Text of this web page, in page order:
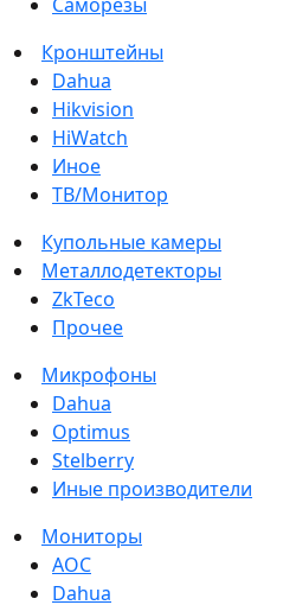
Кронштейны
Dahua
Hikvision
HiWatch
Иное
ТВ/Монитор
Купольные камеры
Металлодетекторы
ZkTeco
Прочее
Микрофоны
Dahua
Optimus
Stelberry
Иные производители
Мониторы
AOC
Dahua